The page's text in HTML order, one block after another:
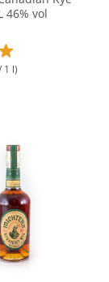
46% vol
Bewertung
1 l)